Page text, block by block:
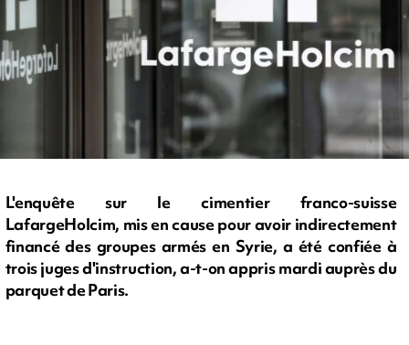
L'enquête sur le cimentier franco-suisse
LafargeHolcim, mis en cause pour avoir indirectement
financé des groupes armés en Syrie, a été confiée à
trois juges d'instruction, a-t-on appris mardi auprès du
parquet de Paris.